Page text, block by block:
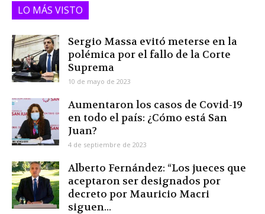
LO MÁS VISTO
Sergio Massa evitó meterse en la
polémica por el fallo de la Corte
Suprema
10 de mayo de 2023
Aumentaron los casos de Covid-19
en todo el país: ¿Cómo está San
Juan?
4 de septiembre de 2023
Alberto Fernández: “Los jueces que
aceptaron ser designados por
decreto por Mauricio Macri
siguen...